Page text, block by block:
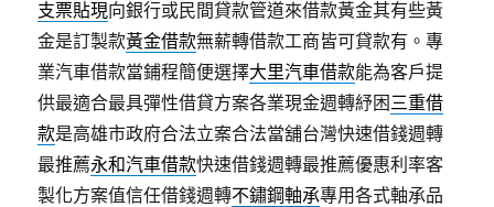
支票貼現向銀行或民間貸款管道來借款黃金其有些黃
金是訂製款黃金借款無薪轉借款工商皆可貸款有。專
業汽車借款當鋪程簡便選擇大里汽車借款能為客戶提
供最適合最具彈性借貸方案各業現金週轉紓困三重借
款是高雄市政府合法立案合法當舖台灣快速借錢週轉
最推薦永和汽車借款快速借錢週轉最推薦優惠利率客
製化方案值信任借錢週轉不鏽鋼軸承專用各式軸承品